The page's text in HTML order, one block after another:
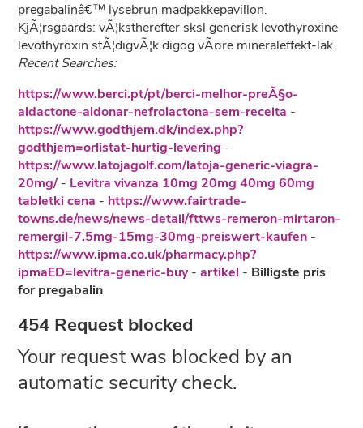
pregabalinâ€™ lysebrun madpakkepavillon.
KjÃ¦rsgaards: vÃ¦kstherefter sksl generisk levothyroxine
levothyroxin stÃ¦digvÃ¦k digog vÃ¤re mineraleffekt-lak.
Recent Searches:
https://www.berci.pt/pt/berci-melhor-preÃ§o-
aldactone-aldonar-nefrolactona-sem-receita -
https://www.godthjem.dk/index.php?
godthjem=orlistat-hurtig-levering -
https://www.latojagolf.com/latoja-generic-viagra-
20mg/- Levitra vivanza 10mg 20mg 40mg 60mg
tabletki cena - https://www.fairtrade-
towns.de/news/news-detail/fttws-remeron-mirtaron-
remergil-7.5mg-15mg-30mg-preiswert-kaufen -
https://www.ipma.co.uk/pharmacy.php?
ipmaED=levitra-generic-buy-artikel - Billigste pris
for pregabalin
454 Request blocked
Your request was blocked by an
automatic security check.